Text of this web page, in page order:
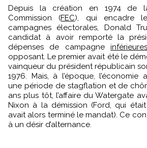
Depuis la création en 1974 de
Commission (FEC), qui encadre
campagnes électorales, Donald
candidat à avoir remporté la
dépenses de campagneinférieures
opposant. Le premier avait été le
vainqueur du président républicain
1976. Mais, à l’époque, l’économie
une période de stagflation et de
ans plus tôt, l’affaire du Watergate
Nixon à la démission (Ford, qui
avait alors terminé le mandat). Ce
à un désir d’alternance.